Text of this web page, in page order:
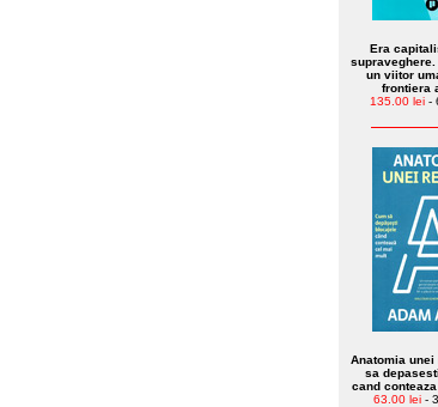
Era
un viitor
frontiera
135.00 lei-
Anatomia unei
sa
cand
63.00 lei-